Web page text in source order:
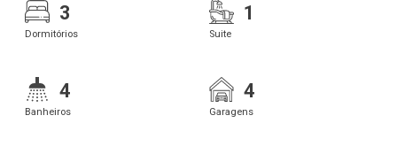
3
Dormitórios
1
Suite
4
Banheiros
4
Garagens